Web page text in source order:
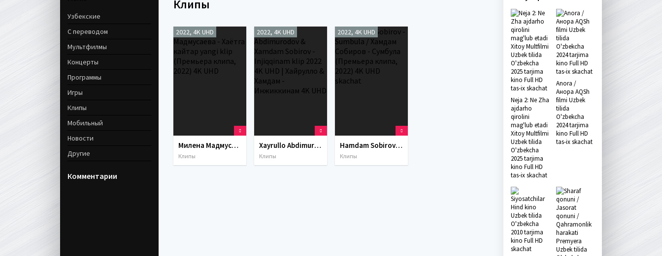
Клипы
2022, 4K UHD
Милена Мадмусаева - Хаётга кайтар yangi klip (Премьера клипа, 2022) 4K UHD
Клипы
2022, 4K UHD
Xayrullo Abdimurodov & Xamdam Sobirov - Injiqqinam klip 2022 4K UHD | Хайрулло & Хамдам - Инжиккинам 4K UHD
Клипы
2022, 4K UHD
Hamdam Sobirov - Sumbula / Хамдам Собиров - Сумбула (Премьера клипа, 2022) 4K UHD skachat
Клипы
Узбекские
С переводом
Мультфилмы
Концерты
Программы
Игры
Клипы
Мобильный
Новости
Другие
Комментарии
Neja 2: Ne Zha
ajdarho
qirolini
mag'lub etadi
Xitoy Multfilmi
Uzbek tilida
O'zbekcha
2025 tarjima
kino Full HD
tas-ix skachat
Anora /
Анора AQSh
filmi Uzbek
tilida
O'zbekcha
2024 tarjima
kino Full HD
tas-ix skachat